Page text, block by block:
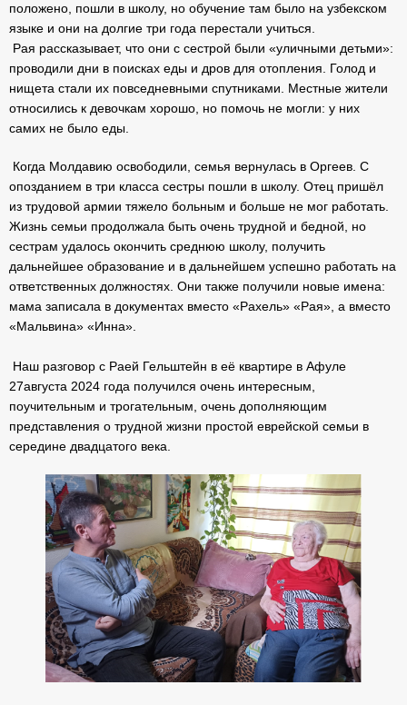
положено, пошли в школу, но обучение там было на узбекском
языке и они на долгие три года перестали учиться.
Рая рассказывает, что они с сестрой были «уличными детьми»:
проводили дни в поисках еды и дров для отопления. Голод и
нищета стали их повседневными спутниками. Местные жители
относились к девочкам хорошо, но помочь не могли: у них
самих не было еды.
Когда Молдавию освободили, семья вернулась в Оргеев. С
опозданием в три класса сестры пошли в школу. Отец пришёл
из трудовой армии тяжело больным и больше не мог работать.
Жизнь семьи продолжала быть очень трудной и бедной, но
сестрам удалось окончить среднюю школу, получить
дальнейшее образование и в дальнейшем успешно работать на
ответственных должностях. Они также получили новые имена:
мама записала в документах вместо «Рахель» «Рая», а вместо
«Мальвина» «Инна».
Наш разговор с Раей Гельштейн в её квартире в Афуле
27августа 2024 года получился очень интересным,
поучительным и трогательным, очень дополняющим
представления о трудной жизни простой еврейской семьи в
середине двадцатого века.